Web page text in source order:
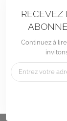
RECEVEZ
Continuez à